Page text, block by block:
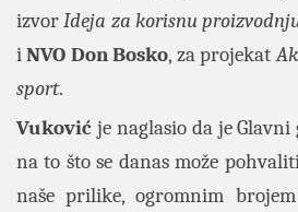
izvorIdeja za korisnu
iNVO Don Bosko, za projekat
sport.
Vuković je naglasio da je
na to što se danas može
naše prilike, ogromnim